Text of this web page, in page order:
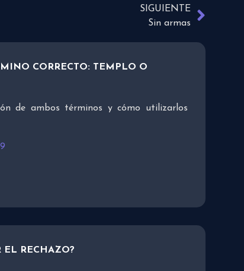
SIGUIENTE
Sin armas
CORRECTO: TEMPLO O
de ambos términos y cómo utilizarlos
EL RECHAZO?